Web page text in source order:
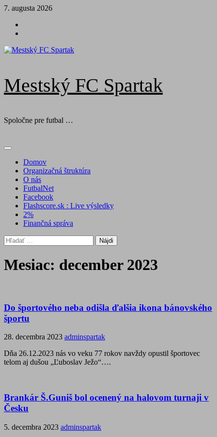
Skip
content
7. augusta 2026
Mestský FC Spartak
Spoločne pre futbal …
Primary
Domov
Organizačná štruktúra
O nás
FutbalNet
Facebook
Flashscore.sk : Live výsledky
2%
Finančná správa
Hľadať:
Mesiac: december 2023
Do športového neba odišla ďalšia ikona bánovského
športu
28. decembra 2023 adminspartak
Dňa 26.12.2023 nás vo veku 77 rokov navždy opustil športovec
telom aj dušou „Ľuboslav Ježo“….
Brankár Š.Guniš bol ocenený na halovom turnaji v
Česku
5. decembra 2023 adminspartak